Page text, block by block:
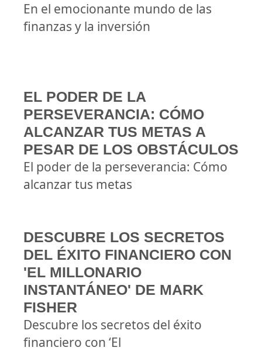
En el emocionante mundo de las
finanzas y la inversión
EL PODER DE LA
PERSEVERANCIA: CÓMO
ALCANZAR TUS METAS A
PESAR DE LOS OBSTÁCULOS
El poder de la perseverancia: Cómo
alcanzar tus metas
DESCUBRE LOS SECRETOS
DEL ÉXITO FINANCIERO CON
'EL MILLONARIO
INSTANTÁNEO' DE MARK
FISHER
Descubre los secretos del éxito
financiero con ‘El